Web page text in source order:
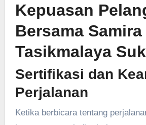
Kepuasan
Bersama
Tasikmalaya
Sertifikasi dan
Perjalanan
Ketika berbicara tentang